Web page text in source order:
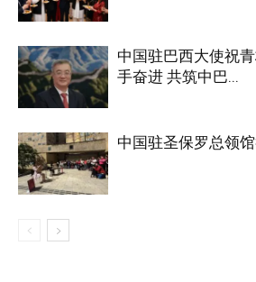
中国驻巴西大使祝
手奋进 共筑中巴...
中国驻圣保罗总领